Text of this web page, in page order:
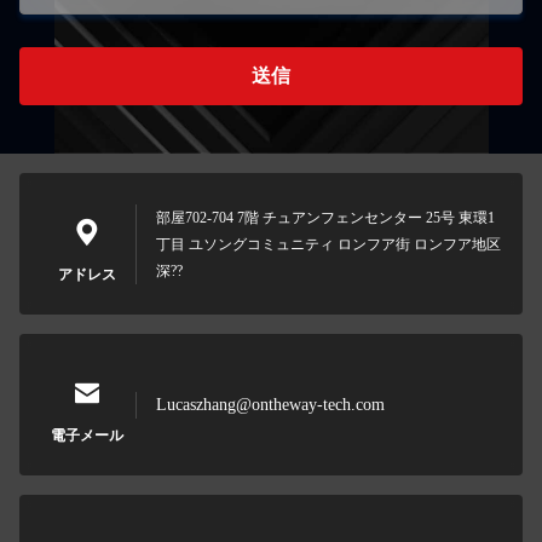
送信
アドレス
部屋702-704 7階 チュアンフェンセンター 25号 東環1
丁目 ユソングコミュニティ ロンフア街 ロンフア地区
深??
電子メール
Lucaszhang@ontheway-tech.com